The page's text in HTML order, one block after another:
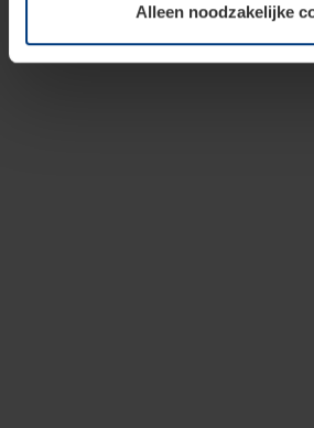
wijzigen of herroepen.Alleen noodzakelijke